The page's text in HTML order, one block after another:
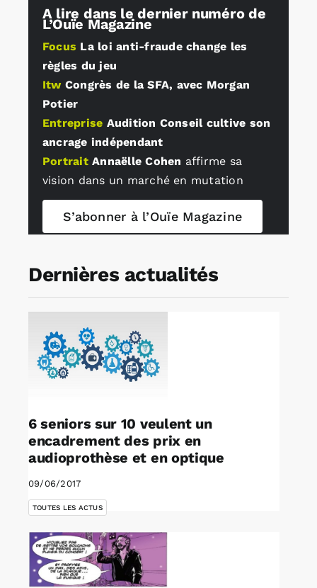
Annonces emploi
A lire dans le dernier numéro de
L’Ouïe Magazine
Focus La loi anti-fraude change les
règles du jeu
Itw Congrès de la SFA, avec Morgan
Potier
Entreprise Audition Conseil cultive son
ancrage indépendant
Portrait Annaëlle Cohen affirme sa
vision dans un marché en mutation
S’abonner à l’Ouïe Magazine
Dernières actualités
6 seniors sur 10 veulent un
encadrement des prix en
audioprothèse et en optique
09/06/2017
TOUTES LES ACTUS